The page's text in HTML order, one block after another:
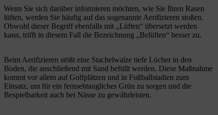
Wenn Sie sich darüber informieren möchten, wie Sie Ihren Rasen
lüften, werden Sie häufig auf das sogenannte Aerifizieren stoßen.
Obwohl dieser Begriff ebenfalls mit „Lüften“ übersetzt werden
kann, trifft in diesem Fall die Bezeichnung „Belüften“ besser zu.
Beim Aerifizieren stößt eine Stachelwalze tiefe Löcher in den
Boden, die anschließend mit Sand befüllt werden. Diese Maßnahme
kommt vor allem auf Golfplätzen und in Fußballstadien zum
Einsatz, um für ein fernsehtaugliches Grün zu sorgen und die
Bespielbarkeit auch bei Nässe zu gewährleisten.